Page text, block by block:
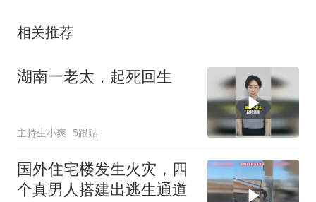
相关推荐
湖南一老太，起死回生
主持生小爽 5跟贴
国外住宅楼发生火灾，四
个真男人搭建出逃生通道